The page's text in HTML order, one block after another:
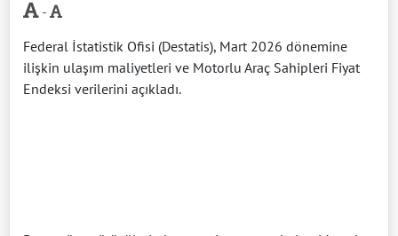
-
Federal İstatistik Ofisi (Destatis), Mart 2026 dönemine
ilişkin ulaşım maliyetleri ve Motorlu Araç Sahipleri Fiyat
Endeksi verilerini açıkladı.